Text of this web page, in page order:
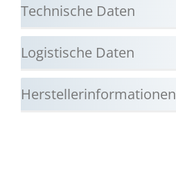
Technische Daten
Logistische Daten
Herstellerinformationen